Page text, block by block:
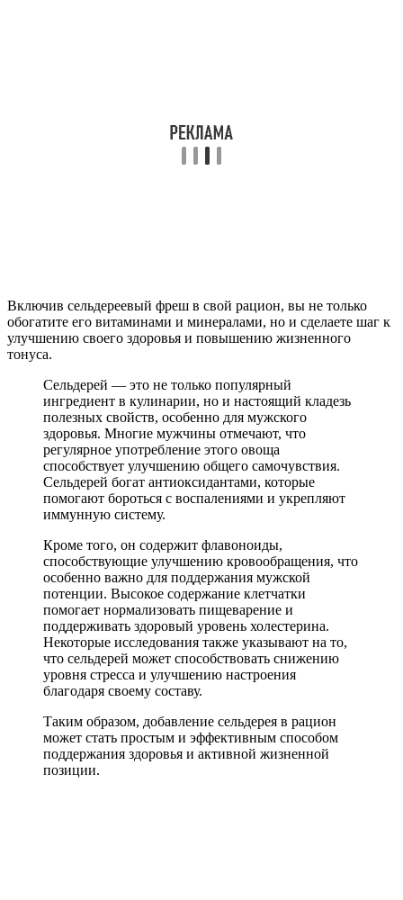
Включив сельдереевый фреш в свой рацион, вы не только
обогатите его витаминами и минералами, но и сделаете шаг к
улучшению своего здоровья и повышению жизненного
тонуса.
Сельдерей — это не только популярный
ингредиент в кулинарии, но и настоящий кладезь
полезных свойств, особенно для мужского
здоровья. Многие мужчины отмечают, что
регулярное употребление этого овоща
способствует улучшению общего самочувствия.
Сельдерей богат антиоксидантами, которые
помогают бороться с воспалениями и укрепляют
иммунную систему.
Кроме того, он содержит флавоноиды,
способствующие улучшению кровообращения, что
особенно важно для поддержания мужской
потенции. Высокое содержание клетчатки
помогает нормализовать пищеварение и
поддерживать здоровый уровень холестерина.
Некоторые исследования также указывают на то,
что сельдерей может способствовать снижению
уровня стресса и улучшению настроения
благодаря своему составу.
Таким образом, добавление сельдерея в рацион
может стать простым и эффективным способом
поддержания здоровья и активной жизненной
позиции.